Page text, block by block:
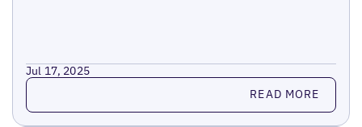
Jul 17, 2025
Read more READ MORE